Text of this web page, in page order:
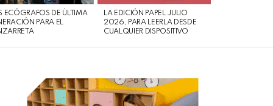
ECÓGRAFOS DE ÚLTIMA
PARA EL
LA EDICIÓN PAPEL JULIO
2026, PARA LEERLA DESDE
CUALQUIER DISPOSITIVO